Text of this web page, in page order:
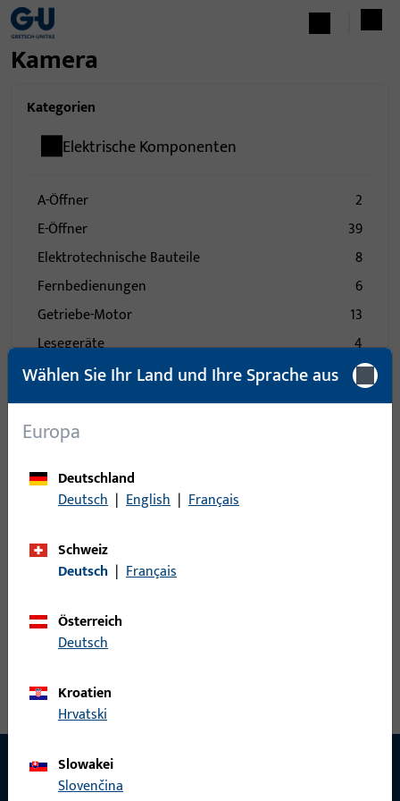
Kamera
Kategorien
Elektrische Komponenten
A-Öffner
2
E-Öffner
39
Elektrotechnische Bauteile
8
Fernbedienungen
6
Getriebe-Motor
13
Lesegeräte
4
Sender
6
Sensoren
33
Steuerungen
Zubehör elektrisch
Wählen Sie Ihr Land und Ihre Sprache aus
Europa
Deutschland
Deutsch | English | Français
Schweiz
Deutsch | Français
Österreich
Deutsch
Kroatien
Hrvatski
Slowakei
Slovenčina